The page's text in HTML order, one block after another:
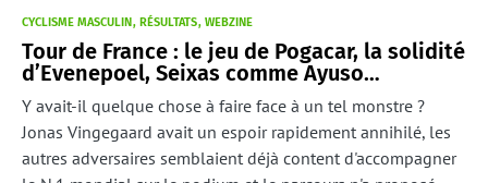
CYCLISME MASCULIN RÉSULTATS WEBZINE
Tour de France : le jeu de Pogacar, la solidité
d’Evenepoel, Seixas comme Ayuso…
Y avait-il quelque chose à faire face à un tel monstre ?
Jonas Vingegaard avait un espoir rapidement annihilé, les
autres adversaires semblaient déjà content d'accompagner